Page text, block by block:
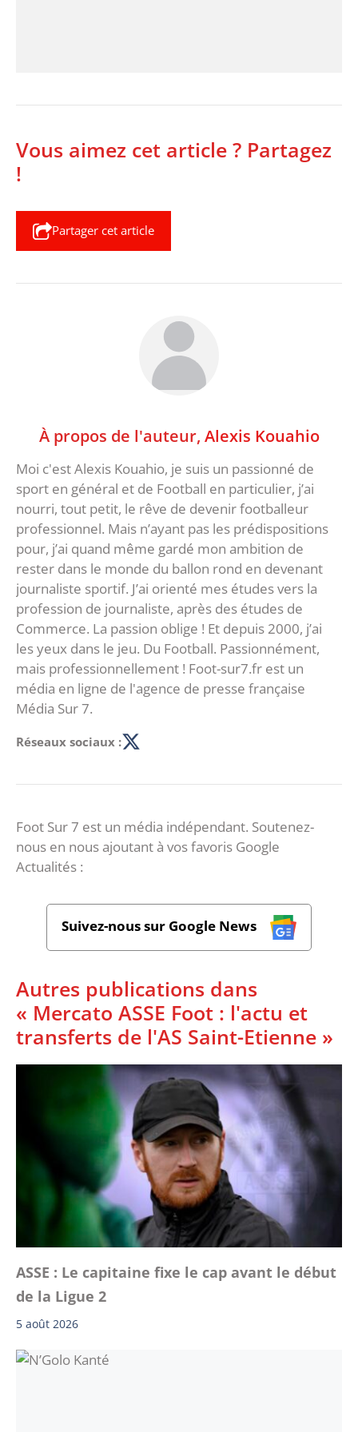
Vous aimez cet article ? Partagez
!
Partager cet article
À propos de l'auteur, Alexis Kouahio
Moi c'est Alexis Kouahio, je suis un passionné de
sport en général et de Football en particulier, j’ai
nourri, tout petit, le rêve de devenir footballeur
professionnel. Mais n’ayant pas les prédispositions
pour, j’ai quand même gardé mon ambition de
rester dans le monde du ballon rond en devenant
journaliste sportif. J’ai orienté mes études vers la
profession de journaliste, après des études de
Commerce. La passion oblige ! Et depuis 2000, j’ai
les yeux dans le jeu. Du Football. Passionnément,
mais professionnellement ! Foot-sur7.fr est un
média en ligne de l'agence de presse française
Média Sur 7.
Réseaux sociaux :
Foot Sur 7 est un média indépendant. Soutenez-
nous en nous ajoutant à vos favoris Google
Actualités :
Suivez-nous sur Google News
Autres publications dans
« Mercato ASSE Foot : l'actu et
transferts de l'AS Saint-Etienne »
ASSE : Le capitaine fixe le cap avant le début
de la Ligue 2
5 août 2026